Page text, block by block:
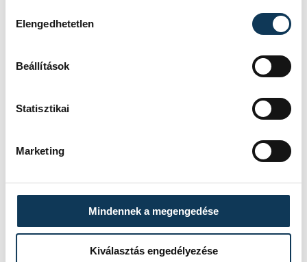
Elengedhetetlen
Beállítások
Statisztikai
Marketing
Mindennek a megengedése
Kiválasztás engedélyezése
egyéb